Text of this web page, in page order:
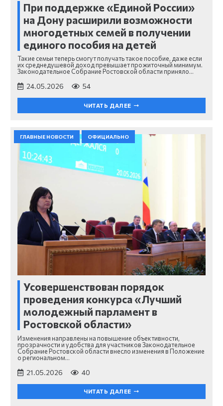
При поддержке «Единой России»
на Дону расширили возможности
многодетных семей в получении
единого пособия на детей
Такие семьи теперь смогут получать такое пособие, даже если
их среднедушевой доход превышает прожиточный минимум.
Законодательное Собрание Ростовской области приняло…
24.05.2026 54
ЧИТАТЬ ДАЛЕЕ
ГЛАВНЫЕ НОВОСТИ ОФИЦИАЛЬНО
Усовершенствован порядок
проведения конкурса «Лучший
молодежный парламент в
Ростовской области»
Изменения направлены на повышение объективности,
прозрачности и удобства для участников Законодательное
Собрание Ростовской области внесло изменения в Положение
о региональном…
21.05.2026 40
ЧИТАТЬ ДАЛЕЕ